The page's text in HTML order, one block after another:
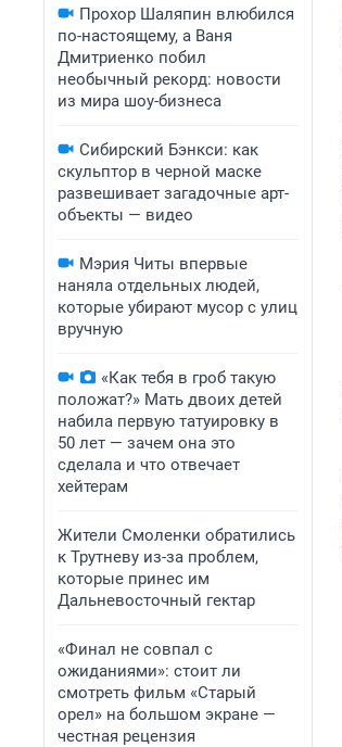
Прохор Шаляпин влюбился
по-настоящему, а Ваня
Дмитриенко побил
необычный рекорд: новости
из мира шоу-бизнеса
Сибирский Бэнкси: как
скульптор в черной маске
развешивает загадочные арт-
объекты — видео
Мэрия Читы впервые
наняла отдельных людей,
которые убирают мусор с улиц
вручную
«Как тебя в гроб такую
положат?» Мать двоих детей
набила первую татуировку в
50 лет — зачем она это
сделала и что отвечает
хейтерам
Жители Смоленки обратились
к Трутневу из-за проблем,
которые принес им
Дальневосточный гектар
«Финал не совпал с
ожиданиями»: стоит ли
смотреть фильм «Старый
орел» на большом экране —
честная рецензия